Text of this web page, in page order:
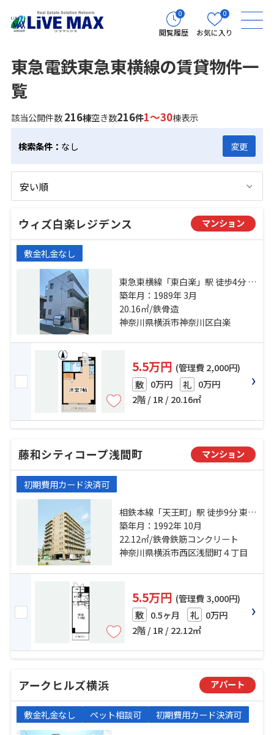
0
閲覧履歴
0
お気に入り
東急電鉄東急東横線の賃貸物件一
覧
該当公開件数216棟空き数216件1～30棟表示
検索条件： なし 変更
ウィズ白楽レジデンス マンション
敷金礼金なし
東急東横線「東白楽」駅 徒歩4分 東
急東横線「白楽」駅 徒歩5分 横浜線
「東神奈川」駅 徒歩14分
築年月：1989年 3月
20.16㎡/鉄骨造
神奈川県横浜市神奈川区白楽
5.5万円 (管理費 2,000円)
敷 0万円 礼 0万円
2階 / 1R / 20.16㎡
藤和シティコープ浅間町 マンション
初期費用カード決済可
相鉄本線「天王町」駅 徒歩9分 東海
道本線「横浜」駅 徒歩22分 東海道
本線「横浜」駅 バス5分 洪福寺 停
歩2分
築年月：1992年 10月
22.12㎡/鉄骨鉄筋コンクリート
神奈川県横浜市西区浅間町４丁目
5.5万円 (管理費 3,000円)
敷 0.5ヶ月 礼 0万円
2階 / 1R / 22.12㎡
アークヒルズ横浜 アパート
敷金礼金なし ペット相談可 初期費用カード決済可